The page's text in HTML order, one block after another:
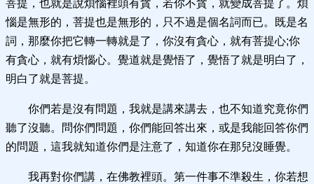
菩提，也就是說煩惱裡頭有貪，若你不貪，就變成菩提了。煩
惱是無形的，菩提也是無形的，只不過是個名詞而已。既是名
詞，那麼你把它轉一轉就是了，你沒有貪心，就有菩提心;你
有貪心，就有煩惱心。覺道就是覺悟了，覺悟了就是明白了，
明白了就是菩提。
你們若是沒有問題，我就是講來講去，也不知道究竟你們
聽了沒聽。問你們問題，你們能回答出來，或是我能回答你們
的問題，這我就知道你們是注意了，知道你在那兒沒睡覺。
我再對你們講，在佛教裡頭。第一件事不準殺生，你若想